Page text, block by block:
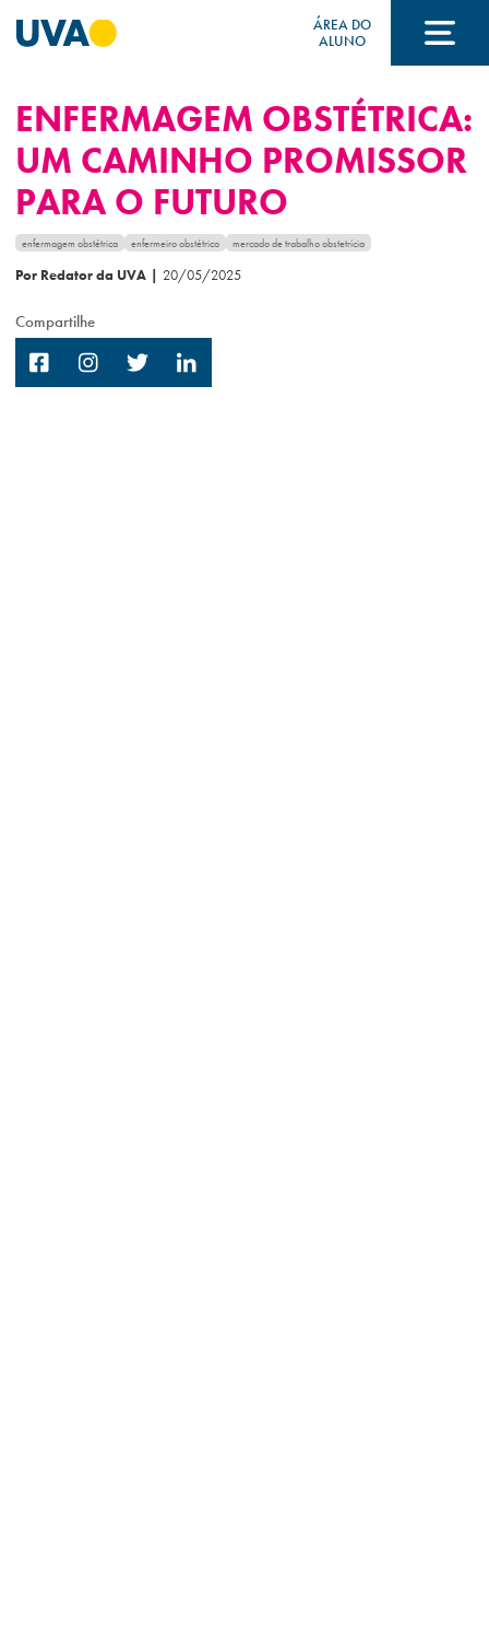
ÁREA DO
ALUNO
A UVA
CURSOS
FORMAS DE INGRESSO
FINANCIAMENTO E BOLSAS
ENFERMAGEM OBSTÉTRICA:
UM CAMINHO PROMISSOR
PARA O FUTURO
enfermagem obstétrica enfermeiro obstétrico mercado de trabalho obstetrícia
Por Redator da UVA | 20/05/2025
Compartilhe